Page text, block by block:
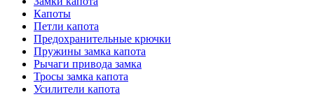
Капоты
Петли капота
Предохранительные крючки
Пружины замка капота
Рычаги привода замка
Тросы замка капота
Усилители капота